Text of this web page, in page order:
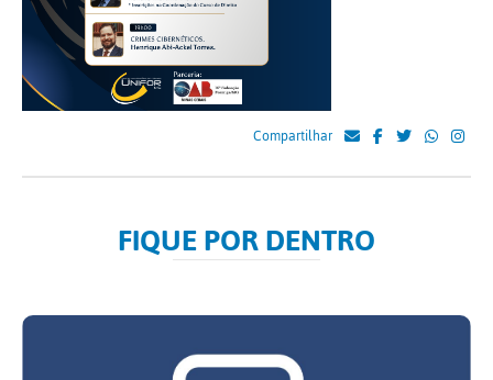
Compartilhar
FIQUE POR DENTRO